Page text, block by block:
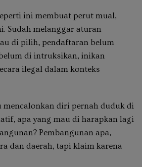
ini membuat perut mual,
Sudah melanggar aturan
di pilih, pendaftaran belum
di intruksikan, inikan
ilegal dalam konteks
mencalonkan diri pernah duduk di
apa yang mau di harapkan lagi
Pembangunan apa,
dan daerah, tapi klaim karena